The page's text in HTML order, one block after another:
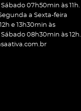
07h50min às 11h.
a Sexta-feira
e 13h30min às
08h30min às 12h.